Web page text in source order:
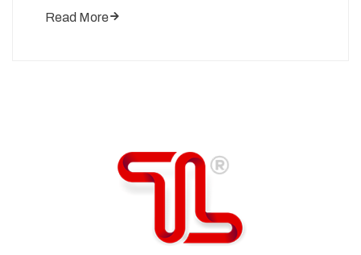
Read More